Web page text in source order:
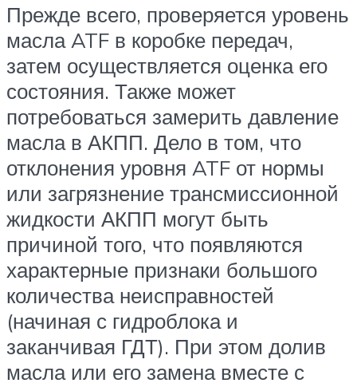
Прежде всего, проверяется уровень
масла ATF в коробке передач,
затем осуществляется оценка его
состояния. Также может
потребоваться замерить давление
масла в АКПП. Дело в том, что
отклонения уровня ATF от нормы
или загрязнение трансмиссионной
жидкости АКПП могут быть
причиной того, что появляются
характерные признаки большого
количества неисправностей
(начиная с гидроблока и
заканчивая ГДТ). При этом долив
масла или его замена вместе с